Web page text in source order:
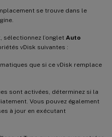
se trouve dans le
sélectionnez l’onglet Auto
vDisk suivantes :
que si ce vDisk remplace
sont activées, déterminez si la
Vous pouvez également
à jour en exécutant